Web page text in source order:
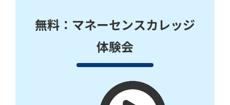
無料：マネーセンスカレッジ
体験会